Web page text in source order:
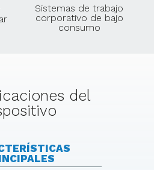
Sistemas de trabajo
corporativo de bajo
consumo
del